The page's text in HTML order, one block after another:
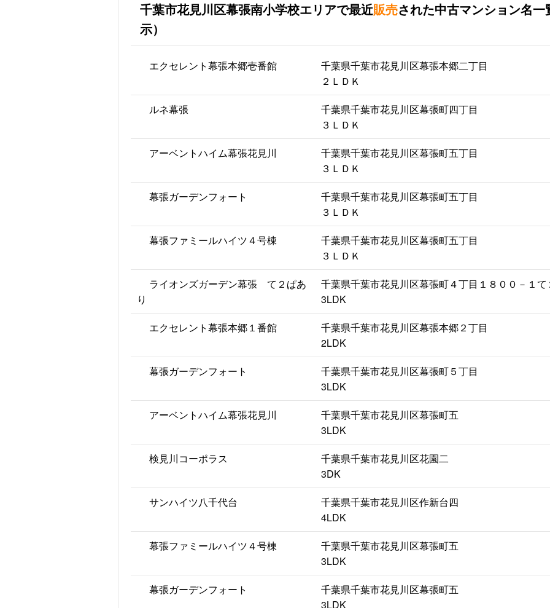
千葉市花見川区幕張南小学校エリアで最近販売された中古マンション名
示）
エクセレント幕張本郷壱番館
千葉県千葉市花見川区幕張本郷二丁目
２ＬＤＫ
ルネ幕張
千葉県千葉市花見川区幕張町四丁目
３ＬＤＫ
アーベントハイム幕張花見川
千葉県千葉市花見川区幕張町五丁目
３ＬＤＫ
幕張ガーデンフォート
千葉県千葉市花見川区幕張町五丁目
３ＬＤＫ
幕張ファミールハイツ４号棟
千葉県千葉市花見川区幕張町五丁目
３ＬＤＫ
ライオンズガーデン幕張 て２ぱあ
り
千葉県千葉市花見川区幕張町４丁目１８００－１
3LDK
エクセレント幕張本郷１番館
千葉県千葉市花見川区幕張本郷２丁目
2LDK
幕張ガーデンフォート
千葉県千葉市花見川区幕張町５丁目
3LDK
アーベントハイム幕張花見川
千葉県千葉市花見川区幕張町五
3LDK
検見川コーポラス
千葉県千葉市花見川区花園二
3DK
サンハイツ八千代台
千葉県千葉市花見川区作新台四
4LDK
幕張ファミールハイツ４号棟
千葉県千葉市花見川区幕張町五
3LDK
幕張ガーデンフォート
千葉県千葉市花見川区幕張町五
3LDK